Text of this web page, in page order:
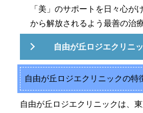
「美」のサポートを日々心が
から解放されるよう最善の治
自由が丘ロジエクリニ
自由が丘ロジエクリニックの特
自由が丘ロジエクリニックは、